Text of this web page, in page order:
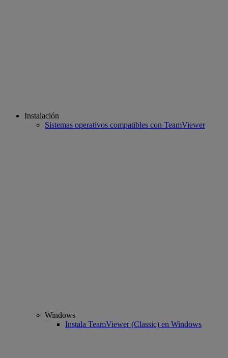
Instalación
Sistemas operativos compatibles con TeamViewer
Windows
Instala TeamViewer (Classic) en Windows